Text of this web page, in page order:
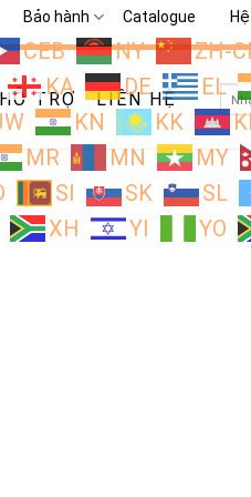
Bảo hành Catalogue
CEB NY ZH-
KA DE EL
KN KK
MR MN MY
SI SK SL
XH YI YO
HỖ TRỢ LIÊN HỆ
for: